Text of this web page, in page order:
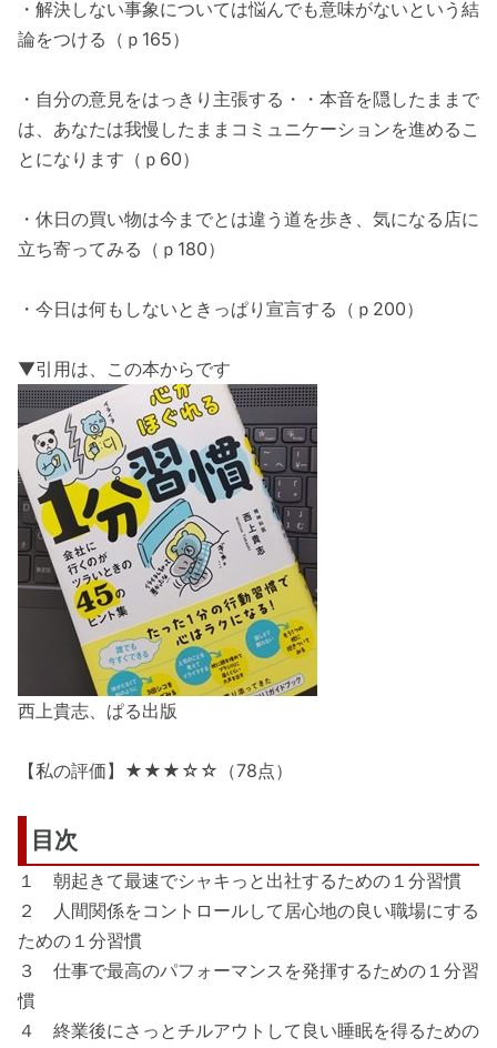
・解決しない事象については悩んでも意味がないという結
論をつける（ｐ165）
・自分の意見をはっきり主張する・・本音を隠したままで
は、あなたは我慢したままコミュニケーションを進めるこ
とになります（ｐ60）
・休日の買い物は今までとは違う道を歩き、気になる店に
立ち寄ってみる（ｐ180）
・今日は何もしないときっぱり宣言する（ｐ200）
▼引用は、この本からです
西上貴志、ぱる出版
【私の評価】★★★☆☆（78点）
目次
１ 朝起きて最速でシャキっと出社するための１分習慣
２ 人間関係をコントロールして居心地の良い職場にする
ための１分習慣
３ 仕事で最高のパフォーマンスを発揮するための１分習
慣
４ 終業後にさっとチルアウトして良い睡眠を得るための